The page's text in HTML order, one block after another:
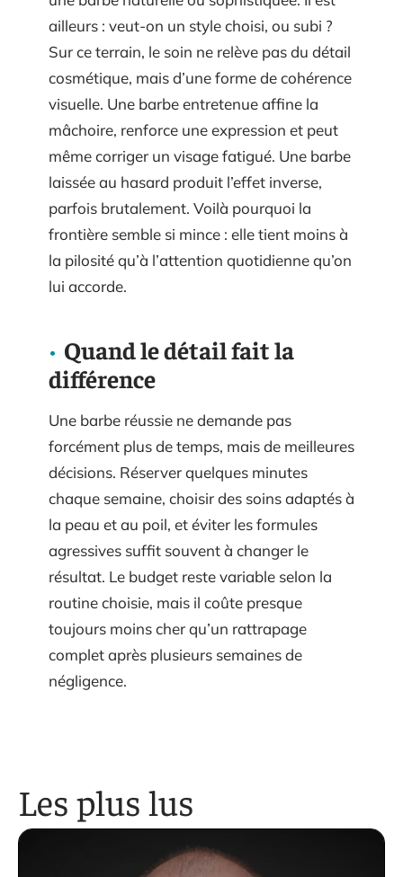
ailleurs : veut-on un style choisi, ou subi ?
Sur ce terrain, le soin ne relève pas du détail
cosmétique, mais d’une forme de cohérence
visuelle. Une barbe entretenue affine la
mâchoire, renforce une expression et peut
même corriger un visage fatigué. Une barbe
laissée au hasard produit l’effet inverse,
parfois brutalement. Voilà pourquoi la
frontière semble si mince : elle tient moins à
la pilosité qu’à l’attention quotidienne qu’on
lui accorde.
Quand le détail fait la
différence
Une barbe réussie ne demande pas
forcément plus de temps, mais de meilleures
décisions. Réserver quelques minutes
chaque semaine, choisir des soins adaptés à
la peau et au poil, et éviter les formules
agressives suffit souvent à changer le
résultat. Le budget reste variable selon la
routine choisie, mais il coûte presque
toujours moins cher qu’un rattrapage
complet après plusieurs semaines de
négligence.
Les plus lus